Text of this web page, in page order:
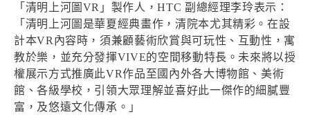
「清明上河圖VR」製作人，HTC 副總經理李玲表示：
「清明上河圖是華夏經典畫作，清院本尤其精彩。在設
計本VR內容時，須兼顧藝術欣賞與可玩性、互動性，寓
教於樂，並充分發揮VIVE的空間移動特長。未來將以授
權展示方式推廣此VR作品至國內外各大博物館、美術
館、各級學校，引領大眾理解並喜好此一傑作的細膩豐
富，及悠遠文化傳承。」